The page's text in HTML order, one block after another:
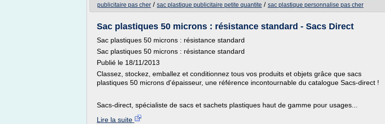
publicitaire pas cher / sac plastique publicitaire petite quantite / sac plastique personnalise pas cher
Sac plastiques 50 microns : résistance standard - Sacs Direct
Sac plastiques 50 microns : résistance standard
Sac plastiques 50 microns : résistance standard
Publié le 18/11/2013
Classez, stockez, emballez et conditionnez tous vos produits et objets grâce que sacs
plastiques 50 microns d'épaisseur, une référence incontournable du catalogue Sacs-direct !
Sacs-direct, spécialiste de sacs et sachets plastiques haut de gamme pour usages...
Lire la suite